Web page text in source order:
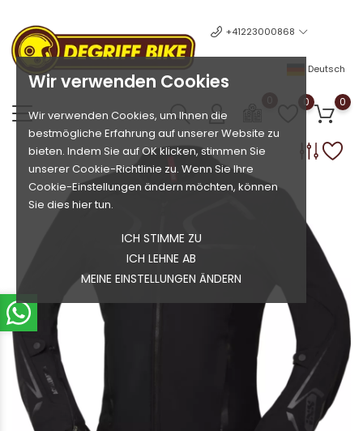
Wir verwenden Cookies
Wir verwenden Cookies, um Ihnen die
bestmögliche Erfahrung auf unserer Website zu
bieten. Indem Sie auf OK klicken, stimmen Sie
unserer Cookie-Richtlinie zu. Wenn Sie Ihre
Cookie-Einstellungen ändern möchten, können
Sie dies hier tun.
ICH STIMME ZU
ICH LEHNE AB
MEINE EINSTELLUNGEN ÄNDERN
+41223000868
Deutsch
0 0